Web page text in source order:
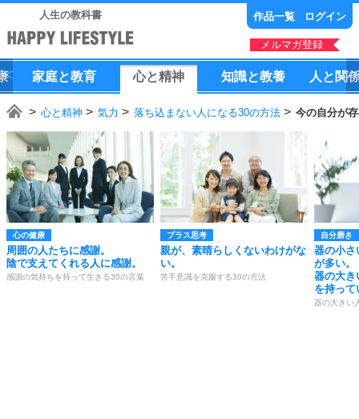
人生の教科書 作品一覧 ログイン
メルマガ登録
家庭と教育 心と精神 知識と教養 人 と 関
心と精神 気力 落ち込まない人になる30の方法 今の自分が
心の健康
周囲の人たちに感謝。
陰で支えてくれる人に感謝。
感謝の気持ちを持って生きる30の言葉
プラス思考
親が、素晴らしくないわけがな
い。
苦手意識を克服する30の方法
自分磨き
器の小さ
が多い。
器の大き
を持って
器の大きい